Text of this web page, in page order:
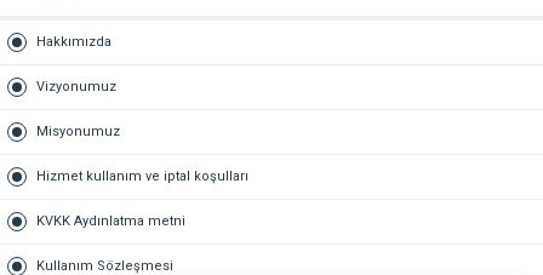
Hakkımızda
Vizyonumuz
Misyonumuz
Hizmet kullanım ve iptal koşulları
KVKK Aydınlatma metni
Kullanım Sözleşmesi